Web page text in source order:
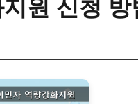
원 신청 방